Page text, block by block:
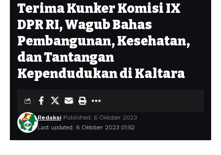
Terima Kunker Komisi IX
DPR RI, Wagub Bahas
Pembangunan, Kesehatan,
dan Tantangan
Kependudukan di Kaltara
Last updated: 6 Oktober 2023 01:52
Redaksi Published: 6 Oktober 2023